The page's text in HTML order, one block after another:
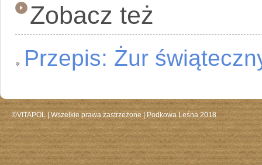
Zobacz też
Przepis: Żur
©VITAPOL |Wszelkie prawa zastrzeżone| Podkowa Leśna 2018